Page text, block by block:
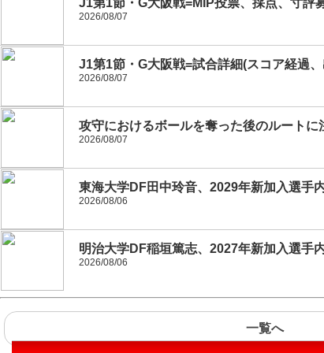
J1第1節・G大阪戦=MIP投票、採点、寸評
2026/08/07
J1第1節・G大阪戦=試合詳細(スコア経過
2026/08/07
攻守におけるボールを奪った後のルート
2026/08/07
東海大学DF田中玲音、2029年新加入選手
2026/08/06
明治大学DF稲垣篤志、2027年新加入選手
2026/08/06
一覧へ